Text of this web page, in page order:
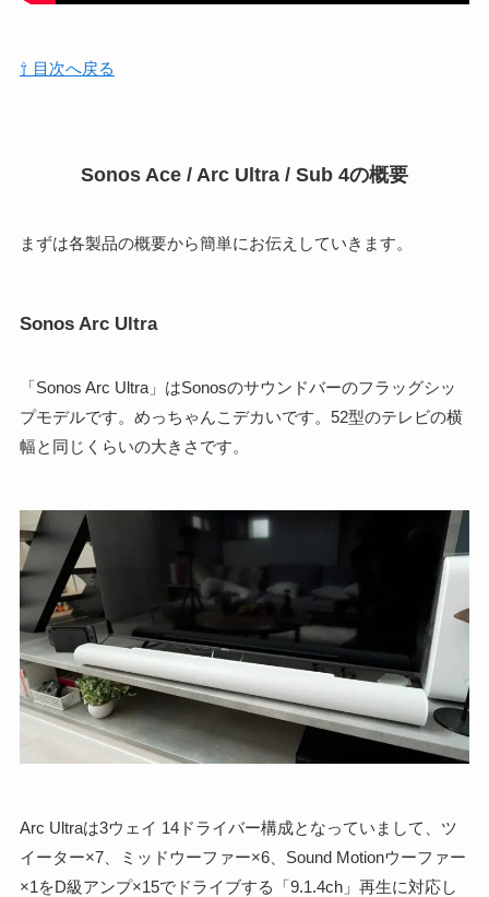
⇧ 目次へ戻る
Sonos Ace / Arc Ultra / Sub 4の概要
まずは各製品の概要から簡単にお伝えしていきます。
Sonos Arc Ultra
「Sonos Arc Ultra」はSonosのサウンドバーのフラッグシッ
プモデルです。めっちゃんこデカいです。52型のテレビの横
幅と同じくらいの大きさです。
Arc Ultraは3ウェイ 14ドライバー構成となっていまして、ツ
イーター×7、ミッドウーファー×6、Sound Motionウーファー
×1をD級アンプ×15でドライブする「9.1.4ch」再生に対応し